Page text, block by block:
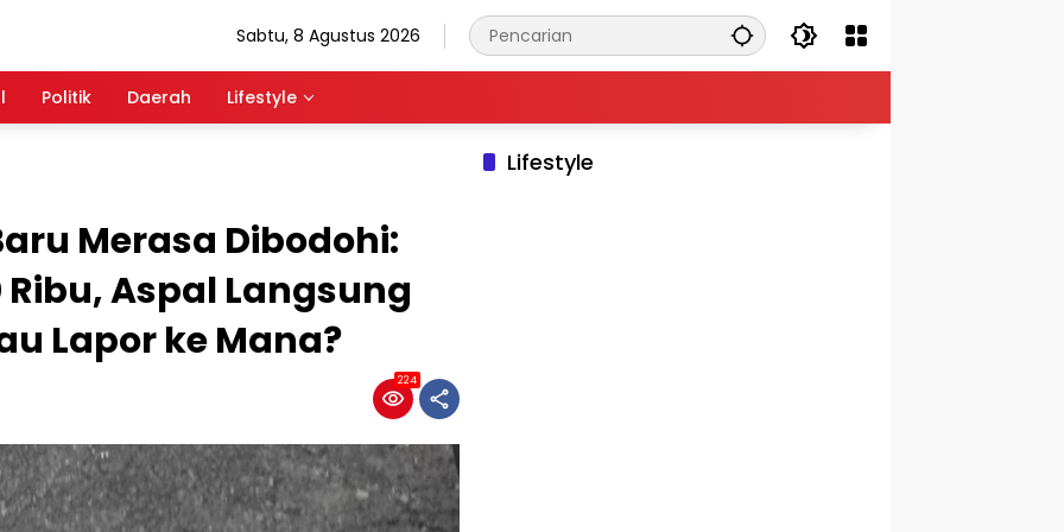
Sabtu, 8 Agustus 2026
Politik Daerah Lifestyle
Merasa Dibodohi:
Ribu, Aspal Langsung
Lapor ke Mana?
224
Lifestyle